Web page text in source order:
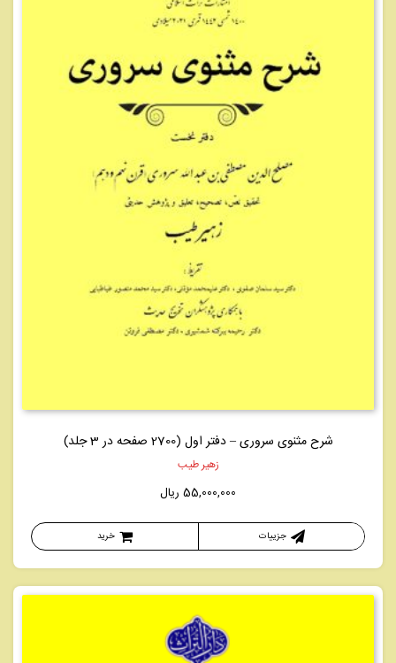
شرح مثنوی سروری – دفتر اول (2700 صفحه در 3 جلد)
زهیر طیب
55,000,000 ریال
جزییات خرید